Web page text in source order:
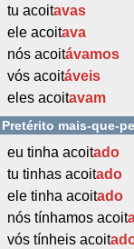
tu acoitavas
ele acoitava
nós acoitávamos
vós acoitáveis
eles acoitavam
Pretérito mais-que-
eu tinha acoitado
tu tinhas acoitado
ele tinha acoitado
nós tínhamos acoit
vós tínheis acoit